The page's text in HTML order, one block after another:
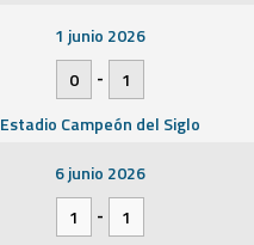
1 junio 2026
0
-
1
Estadio Campeón del Siglo
6 junio 2026
1
-
1